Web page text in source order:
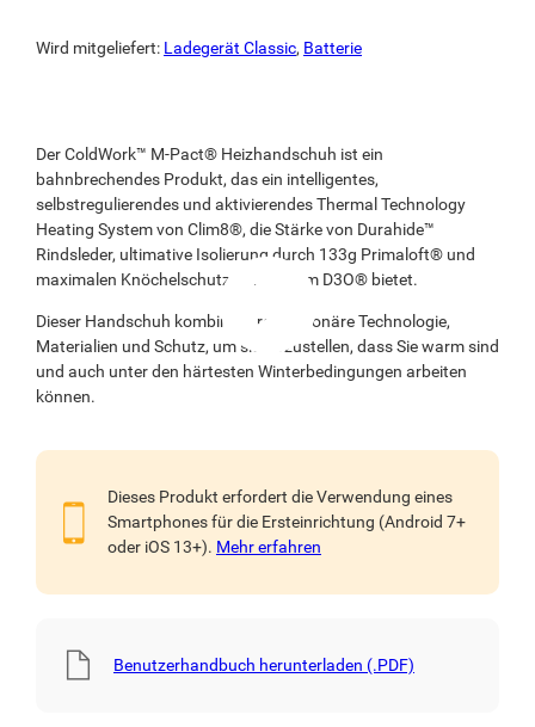
Wird mitgeliefert: Ladegerät Classic, Batterie
Der ColdWork™ M-Pact® Heizhandschuh ist ein
bahnbrechendes Produkt, das ein intelligentes,
selbstregulierendes und aktivierendes Thermal Technology
Heating System von Clim8®, die Stärke von Durahide™
Rindsleder, ultimative Isolierung durch 133g Primaloft® und
maximalen Knöchelschutz durch 4mm D3O® bietet.
Dieser Handschuh kombiniert revolutionäre Technologie,
Materialien und Schutz, um sicherzustellen, dass Sie warm sind
und auch unter den härtesten Winterbedingungen arbeiten
können.
Dieses Produkt erfordert die Verwendung eines
Smartphones für die Ersteinrichtung (Android 7+
oder iOS 13+). Mehr erfahren
Benutzerhandbuch herunterladen (.PDF)